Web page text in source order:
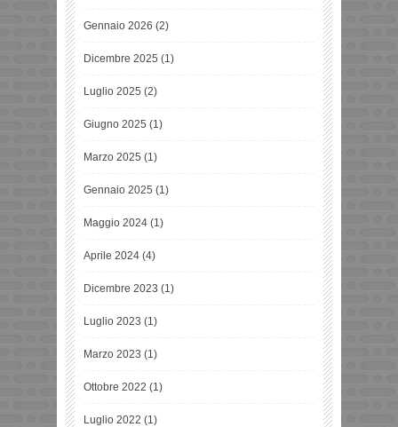
Gennaio 2026 (2)
Dicembre 2025 (1)
Luglio 2025 (2)
Giugno 2025 (1)
Marzo 2025 (1)
Gennaio 2025 (1)
Maggio 2024 (1)
Aprile 2024 (4)
Dicembre 2023 (1)
Luglio 2023 (1)
Marzo 2023 (1)
Ottobre 2022 (1)
Luglio 2022 (1)